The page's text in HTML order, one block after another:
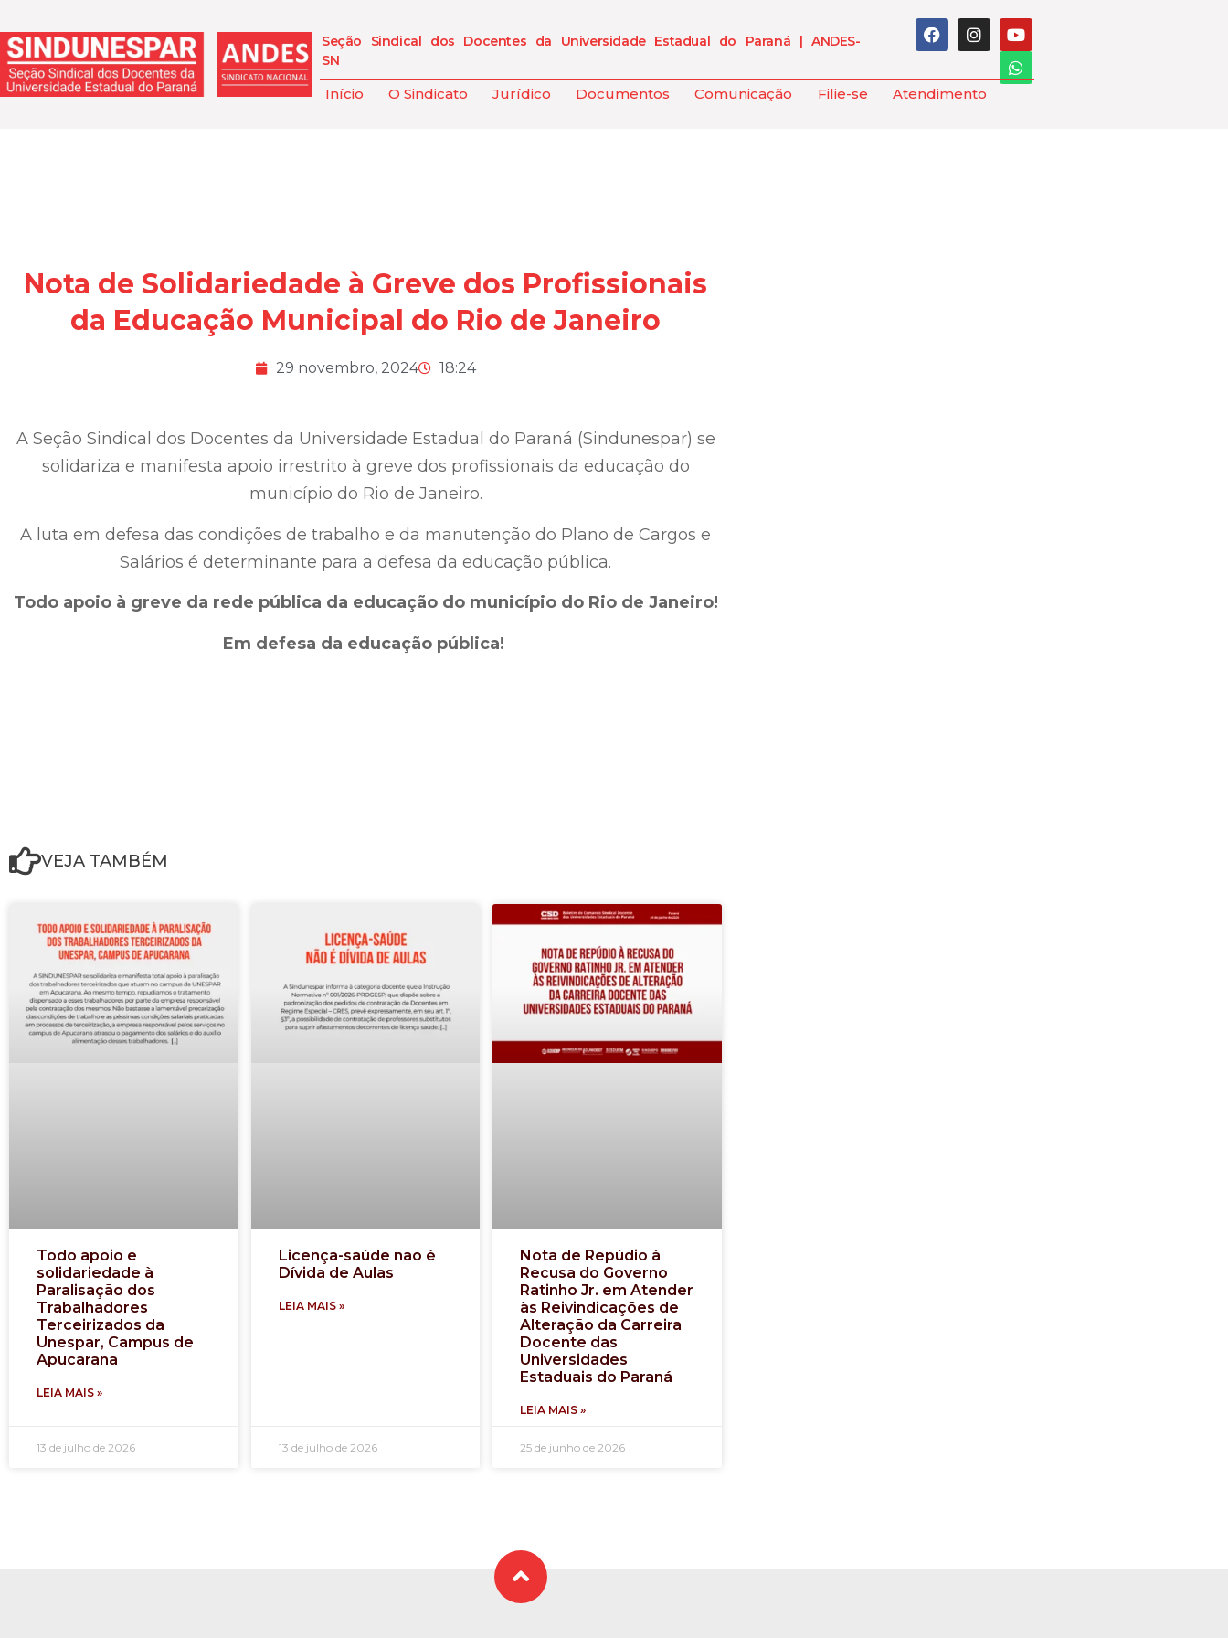
Seção Sindical dos Docentes da Universidade Estadual do Paraná | ANDES-
SN
Início O Sindicato Jurídico Documentos Comunicação Filie-se Atendimento
Nota de Solidariedade à Greve dos Profissionais
da Educação Municipal do Rio de Janeiro
29 novembro, 2024 18:24
A Seção Sindical dos Docentes da Universidade Estadual do Paraná (Sindunespar) se
solidariza e manifesta apoio irrestrito à greve dos profissionais da educação do
município do Rio de Janeiro.
A luta em defesa das condições de trabalho e da manutenção do Plano de Cargos e
Salários é determinante para a defesa da educação pública.
Todo apoio à greve da rede pública da educação do município do Rio de Janeiro!
Em defesa da educação pública!
VEJA TAMBÉM
Todo apoio e
solidariedade à
Paralisação dos
Trabalhadores
Terceirizados da
Unespar, Campus de
Apucarana
LEIA MAIS »
13 de julho de 2026
Licença-saúde não é
Dívida de Aulas
LEIA MAIS »
13 de julho de 2026
Nota de Repúdio à
Recusa do Governo
Ratinho Jr. em Atender
às Reivindicações de
Alteração da Carreira
Docente das
Universidades
Estaduais do Paraná
LEIA MAIS »
25 de junho de 2026